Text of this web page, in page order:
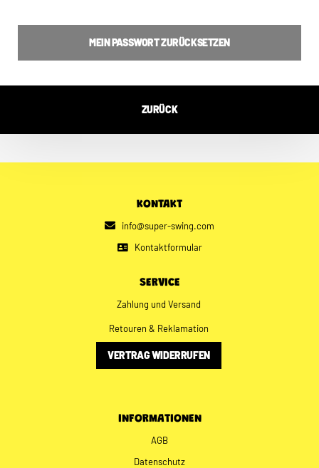
MEIN PASSWORT ZURÜCKSETZEN
ZURÜCK
KONTAKT
info@super-swing.com
Kontaktformular
SERVICE
Zahlung und Versand
Retouren & Reklamation
VERTRAG WIDERRUFEN
INFORMATIONEN
AGB
Datenschutz